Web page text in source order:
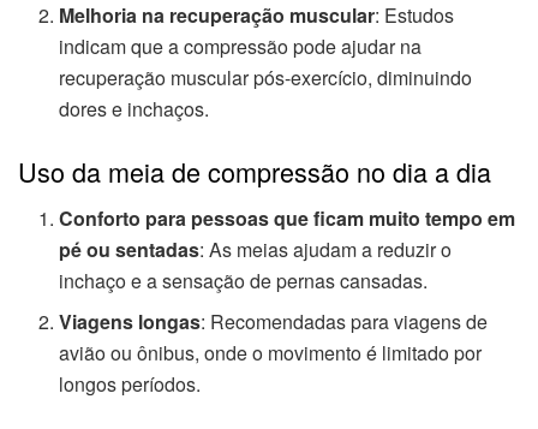
Melhoria na recuperação muscular: Estudos
indicam que a compressão pode ajudar na
recuperação muscular pós-exercício, diminuindo
dores e inchaços.
Uso da meia de compressão no dia a dia
Conforto para pessoas que ficam muito tempo em
pé ou sentadas: As meias ajudam a reduzir o
inchaço e a sensação de pernas cansadas.
Viagens longas: Recomendadas para viagens de
avião ou ônibus, onde o movimento é limitado por
longos períodos.